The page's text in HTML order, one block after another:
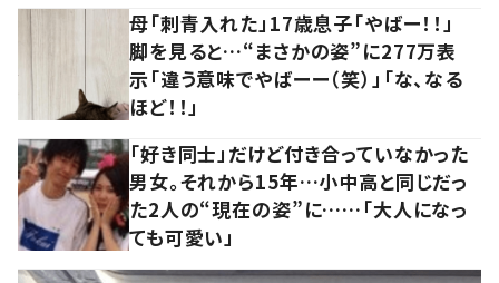
母「刺青入れた」17歳息子「やばー！！」
脚を見ると…“まさかの姿”に277万表
示「違う意味でやばーー（笑）」「な、なる
ほど！！」
「好き同士」だけど付き合っていなかった
男女。それから15年…小中高と同じだっ
た2人の“現在の姿”に……「大人になっ
ても可愛い」